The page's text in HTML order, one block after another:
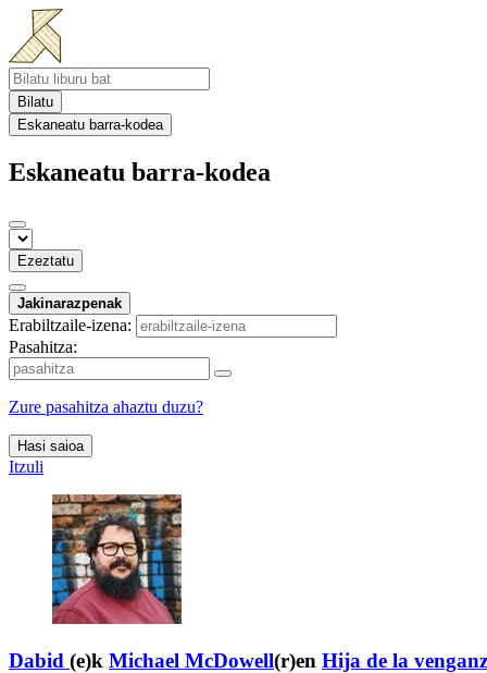
Bilatu
Eskaneatu barra-kodea
Eskaneatu barra-kodea
Ezeztatu
Jakinarazpenak
Erabiltzaile-izena:
Pasahitza:
Zure pasahitza ahaztu duzu?
Hasi saioa
Itzuli
Dabid (e)k Michael McDowell(r)en Hija de la